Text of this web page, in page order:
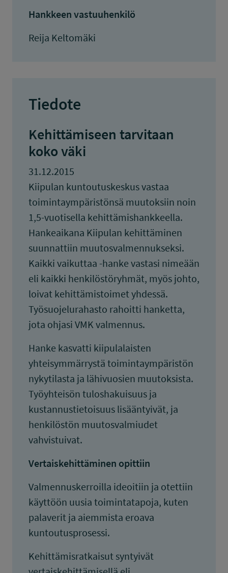
Hankkeen vastuuhenkilö
Reija Keltomäki
Tiedote
Kehittämiseen tarvitaan
koko väki
31.12.2015
Kiipulan kuntoutuskeskus vastaa
toimintaympäristönsä muutoksiin noin
1,5-vuotisella kehittämishankkeella.
Hankeaikana Kiipulan kehittäminen
suunnattiin muutosvalmennukseksi.
Kaikki vaikuttaa -hanke vastasi nimeään
eli kaikki henkilöstöryhmät, myös johto,
loivat kehittämistoimet yhdessä.
Työsuojelurahasto rahoitti hanketta,
jota ohjasi VMK valmennus.
Hanke kasvatti kiipulalaisten
yhteisymmärrystä toimintaympäristön
nykytilasta ja lähivuosien muutoksista.
Työyhteisön tuloshakuisuus ja
kustannustietoisuus lisääntyivät, ja
henkilöstön muutosvalmiudet
vahvistuivat.
Vertaiskehittäminen opittiin
Valmennuskerroilla ideoitiin ja otettiin
käyttöön uusia toimintatapoja, kuten
palaverit ja aiemmista eroava
kuntoutusprosessi.
Kehittämisratkaisut syntyivät